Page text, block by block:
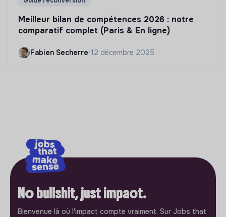
Meilleur bilan de compétences 2026 : notre
comparatif complet (Paris & En ligne)
Fabien Secherre•12 décembre 2025
No bullshit, just impact.
Bienvenue là où l'impact compte vraiment. Sur Jobs that